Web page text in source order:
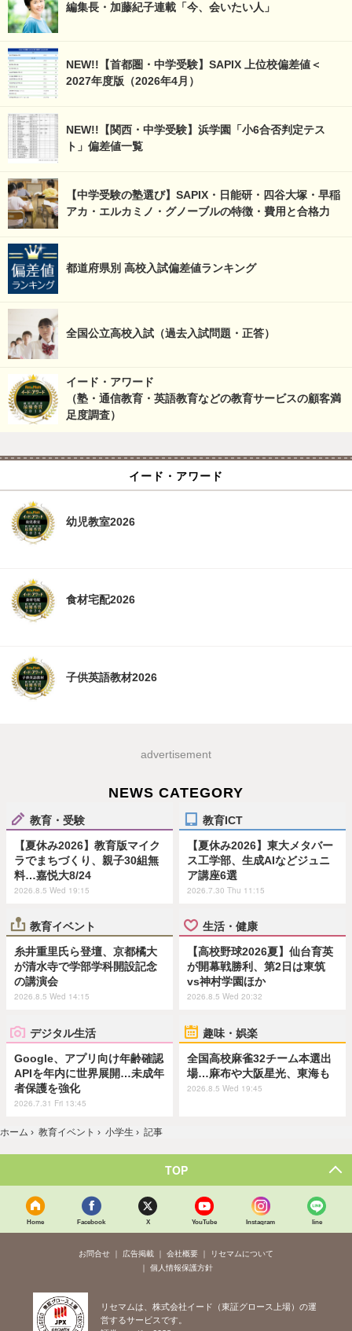
編集長・加藤紀子連載「今、会いたい人」
NEW!!【首都圏・中学受験】SAPIX 上位校偏差値＜
2027年度版（2026年4月）
NEW!!【関西・中学受験】浜学園「小6合否判定テス
ト」偏差値一覧
【中学受験の塾選び】SAPIX・日能研・四谷大塚・早稲
アカ・エルカミノ・グノーブルの特徴・費用と合格力
都道府県別 高校入試偏差値ランキング
全国公立高校入試（過去入試問題・正答）
イード・アワード
（塾・通信教育・英語教育などの教育サービスの顧客満
足度調査）
イード・アワード
幼児教室2026
食材宅配2026
子供英語教材2026
advertisement
NEWS CATEGORY
教育・受験
【夏休み2026】教育版マイク
ラでまちづくり、親子30組無
料…嘉悦大8/24
2026.8.5 Wed 19:15
教育ICT
【夏休み2026】東大メタバー
ス工学部、生成AIなどジュニ
ア講座6選
2026.7.30 Thu 11:15
教育イベント
糸井重里氏ら登壇、京都橘大
が清水寺で学部学科開設記念
の講演会
2026.8.5 Wed 14:15
生活・健康
【高校野球2026夏】仙台育英
が開幕戦勝利、第2日は東筑
vs神村学園ほか
2026.8.5 Wed 20:32
デジタル生活
Google、アプリ向け年齢確認
APIを年内に世界展開…未成年
者保護を強化
2026.7.31 Fri 13:45
趣味・娯楽
全国高校麻雀32チーム本選出
場…麻布や大阪星光、東海も
2026.8.5 Wed 19:45
ホーム › 教育イベント › 小学生 › 記事
TOP
Home Facebook X YouTube Instagram line
お問合せ 広告掲載 会社概要
リセマムについて
個人情報保護方針
リセマムは、株式会社イード（東証グロース上場）の運
営するサービスです。